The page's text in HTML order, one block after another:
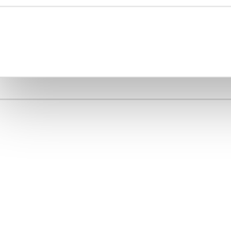
formvulkanisierter, runder
und Schnurstärke